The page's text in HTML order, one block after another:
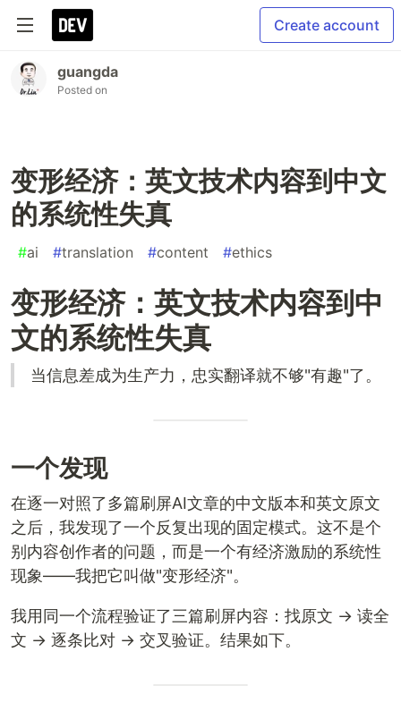
Create account
guangda
Posted on
变形经济：英文技术内容到中文
的系统性失真
#ai #translation #content #ethics
变形经济：英文技术内容到中
文的系统性失真
当信息差成为生产力，忠实翻译就不够"有趣"了。
一个发现
在逐一对照了多篇刷屏AI文章的中文版本和英文原文
之后，我发现了一个反复出现的固定模式。这不是个
别内容创作者的问题，而是一个有经济激励的系统性
现象——我把它叫做"变形经济"。
我用同一个流程验证了三篇刷屏内容：找原文 → 读全
文 → 逐条比对 → 交叉验证。结果如下。